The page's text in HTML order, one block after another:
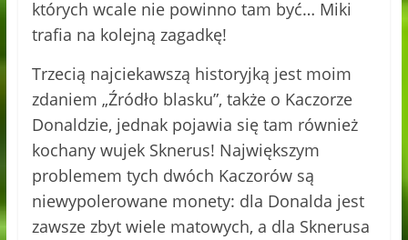
których wcale nie powinno tam być… Miki
trafia na kolejną zagadkę!
Trzecią najciekawszą historyjką jest moim
zdaniem „Źródło blasku”, także o Kaczorze
Donaldzie, jednak pojawia się tam również
kochany wujek Sknerus! Największym
problemem tych dwóch Kaczorów są
niewypolerowane monety: dla Donalda jest
zawsze zbyt wiele matowych, a dla Sknerusa